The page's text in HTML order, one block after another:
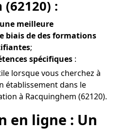
:
meilleure
biais de des formations
;
spécifiques :
lorsque vous cherchez à
établissement dans le
à Racquinghem (62120).
en ligne : Un